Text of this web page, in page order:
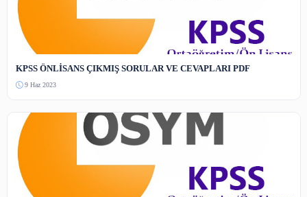
Bot koruması — resimdeki sayıyı yazın.
Yorum Gönder